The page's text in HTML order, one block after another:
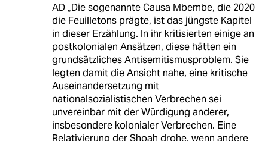
AD „Die sogenannte Causa Mbembe, die 2020
die Feuilletons prägte, ist das jüngste Kapitel
in dieser Erzählung. In ihr kritisierten einige an
postkolonialen Ansätzen, diese hätten ein
grundsätzliches Antisemitismusproblem. Sie
legten damit die Ansicht nahe, eine kritische
Auseinandersetzung mit
nationalsozialistischen Verbrechen sei
unvereinbar mit der Würdigung anderer,
insbesondere kolonialer Verbrechen. Eine
Relativierung der Shoah drohe, wenn andere